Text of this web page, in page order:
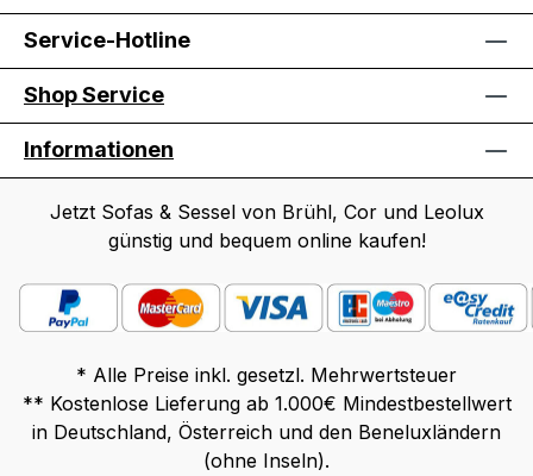
Service-Hotline
Shop Service
Informationen
Jetzt Sofas & Sessel von Brühl, Cor und Leolux
günstig und bequem online kaufen!
* Alle Preise inkl. gesetzl. Mehrwertsteuer
** Kostenlose Lieferung ab 1.000€ Mindestbestellwert
in Deutschland, Österreich und den Beneluxländern
(ohne Inseln).